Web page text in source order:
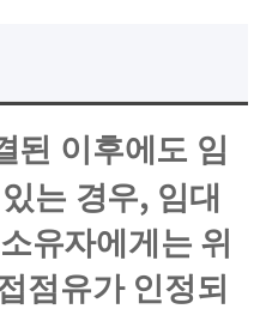
된 이후에도 임
는 경우, 임대
유자에게는 위
점유가 인정되